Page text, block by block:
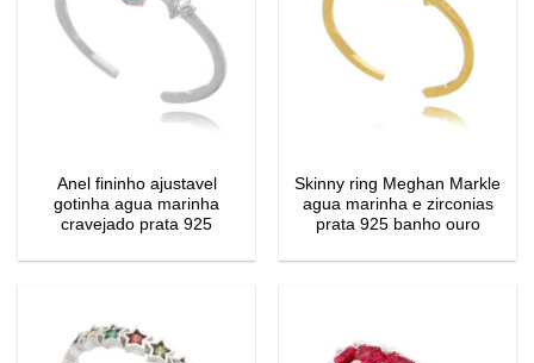
Anel fininho ajustavel
gotinha agua marinha
cravejado prata 925
Skinny ring Meghan Markle
agua marinha e zirconias
prata 925 banho ouro